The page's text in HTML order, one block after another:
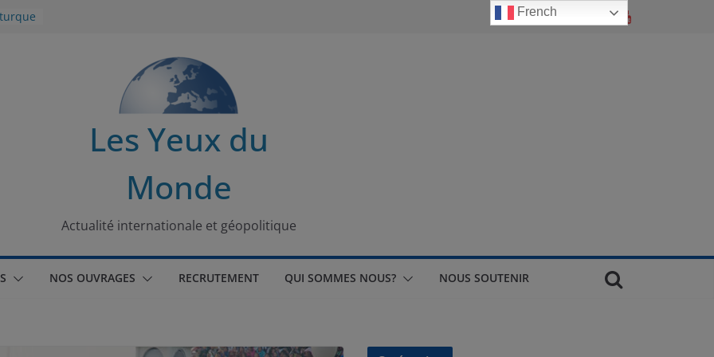
Les Yeux du
Monde
Actualité internationale et géopolitique
NOS OUVRAGES RECRUTEMENT QUI SOMMES NOUS? NOUS SOUTENIR
French